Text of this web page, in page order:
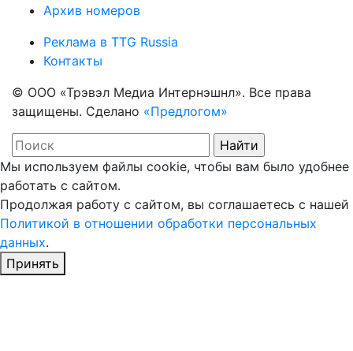
Архив номеров
Реклама в TTG Russia
Контакты
© ООО «Трэвэл Медиа Интернэшнл». Все права
защищены. Сделано «Предлогом»
Мы используем файлы cookie, чтобы вам было удобнее
работать с сайтом.
Продолжая работу с сайтом, вы соглашаетесь с нашей
Политикой в отношении обработки персональных
данных.
Принять